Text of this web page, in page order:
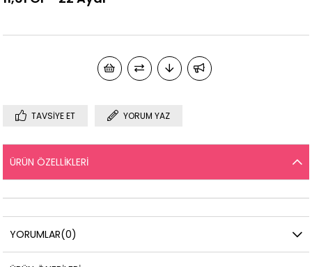
TAVSIYE ET YORUM YAZ
ÜRÜN ÖZELLIKLERI
YORUMLAR(0)